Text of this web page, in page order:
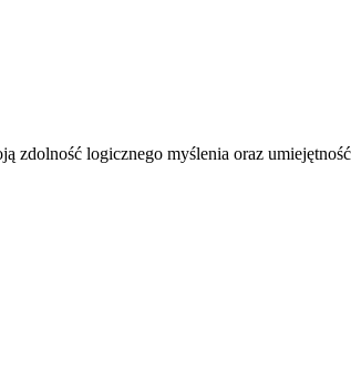
logicznego myślenia oraz